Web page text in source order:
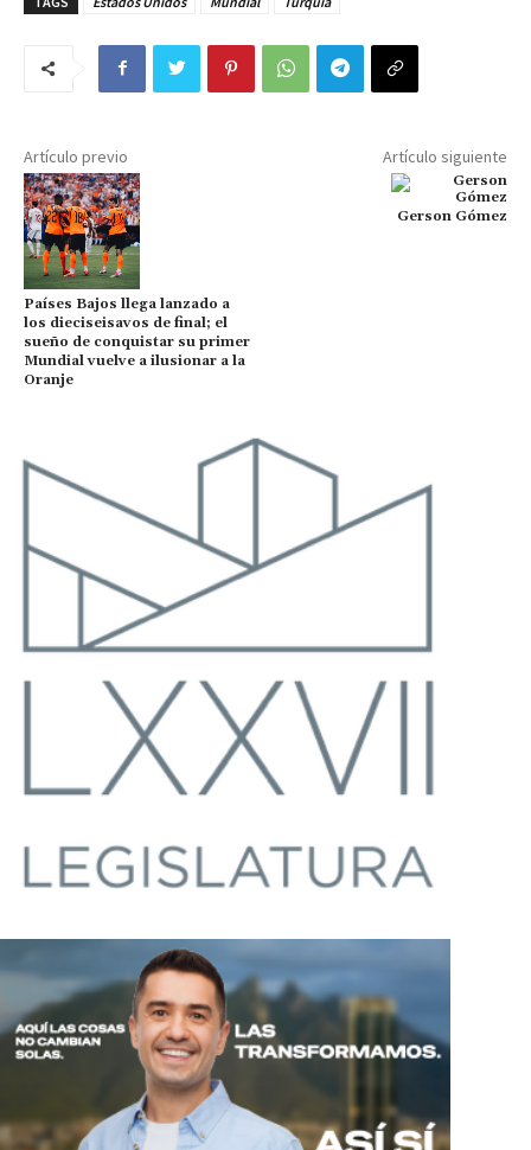
Artículo previo
Países Bajos llega lanzado a
los dieciseisavos de final; el
sueño de conquistar su primer
Mundial vuelve a ilusionar a la
Oranje
Artículo siguiente
Gerson Gómez